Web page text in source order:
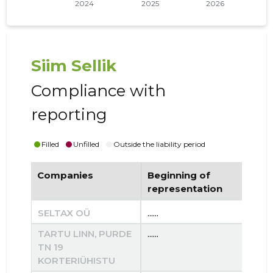
Siim Sellik
Compliance with
reporting
Filled Unfilled Outside the liability period
Companies
Beginning of
representation
SELTAX OÜ ......
TARTU LINN, PURDE
TN 19
KORTERIÜHISTU
......